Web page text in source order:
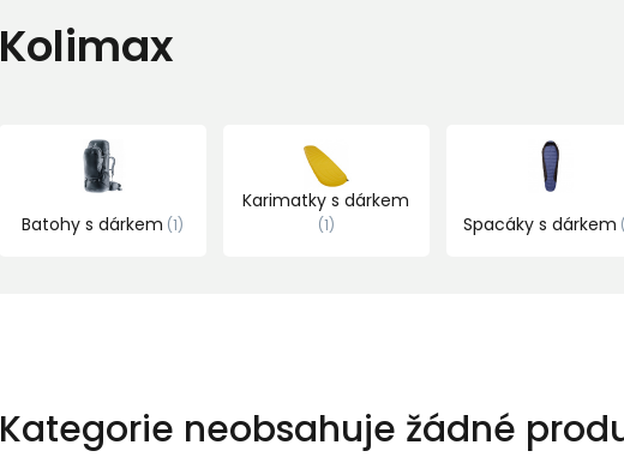
Kolimax
Batohy s dárkem 1
Karimatky s dárkem
1 Spacáky s dárkem
Kategorie neobsahuje žádné